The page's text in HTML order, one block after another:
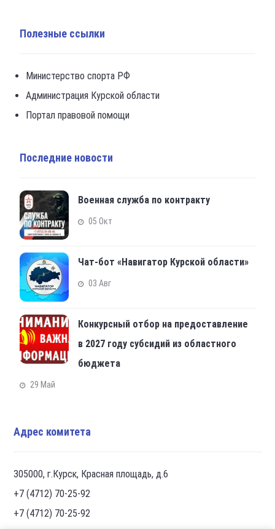
Полезные ссылки
Министерство спорта РФ
Администрация Курской области
Портал правовой помощи
Последние новости
Военная служба по контракту
05 Окт
Чат-бот «Навигатор Курской области»
03 Авг
Конкурсный отбор на предоставление
в 2027 году субсидий из областного
бюджета
29 Май
Адрес комитета
305000, г.Курск, Красная площадь, д.6
+7 (4712) 70-25-92
+7 (4712) 70-25-92